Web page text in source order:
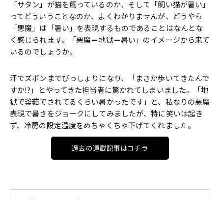
「サタン」が猫を飼っているのか、そして「飼い猫が暑い」
ってどういうことなのか、よくわかりませんが、どうやら
「悪魔」は「暑い」を表現するものであることはなんとな
く感じられます。「悪魔＝地獄＝暑い」のイメージから来て
いるのでしょうか。
汗でズボンまでびっしょりになり、「まさか歩いてきたんで
すか!?」とやってきた担当者に驚かれてしまいました。「地
獄で釜茹でされてるくらい暑かったです」と、私なりの悪魔
表現で暑さをジョークにしてみましたが、特に笑いは起き
ず、冷房の設定温度をめちゃくちゃ下げてくれました。
過去の連載記事はコチラ